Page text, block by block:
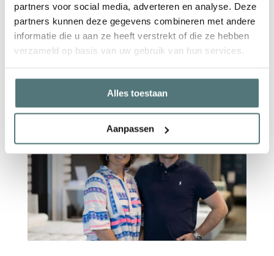
partners voor social media, adverteren en analyse. Deze
partners kunnen deze gegevens combineren met andere
informatie die u aan ze heeft verstrekt of die ze hebben
verzameld op basis van uw gebruik van hun services.
Alles toestaan
Aanpassen
gemakkelijk langskomen om
onze producten vrijblijvend uit
te proberen.